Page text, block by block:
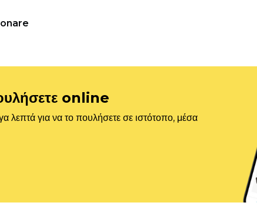
online
λεπτά για να το πουλήσετε σε ιστότοπο, μέσα